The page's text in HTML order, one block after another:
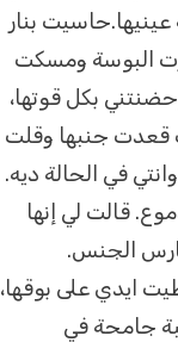
بنار
البوسة ومسكت
بكل قوتها،
قعدت جنبها وقلت
في الحالة ديه.
قالت لي إنها
الجنس.
ايدي على بوقها،
جامحة في